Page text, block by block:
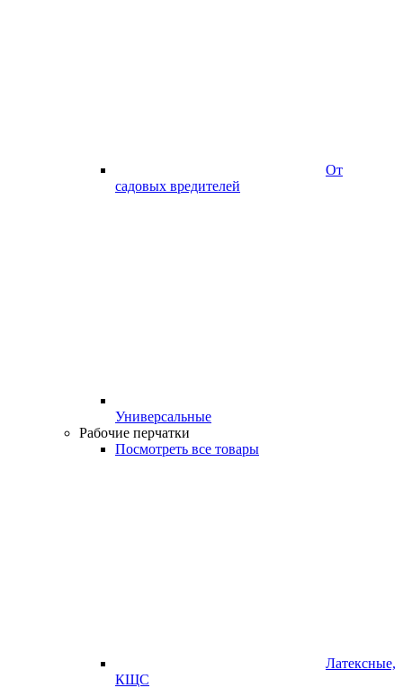
От
садовых вредителей
Универсальные
Рабочие перчатки
Посмотреть все товары
Латексные,
КЩС